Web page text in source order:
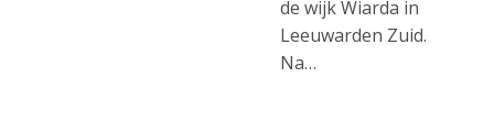
de wijk Wiarda in
Leeuwarden Zuid.
Na…